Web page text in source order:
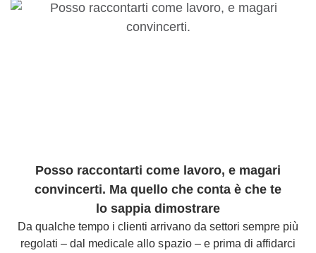
Posso raccontarti come lavoro, e magari
convincerti. Ma quello che conta è che te
lo sappia dimostrare
Da qualche tempo i clienti arrivano da settori sempre più
regolati – dal medicale allo spazio – e prima di affidarci